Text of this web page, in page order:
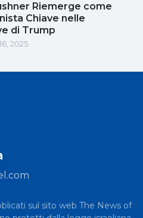
Riemerge come
Chiave nelle
di Trump
2025
sul sito web The News of